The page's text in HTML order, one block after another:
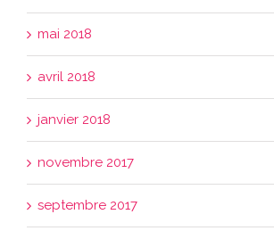
mai 2018
avril 2018
janvier 2018
novembre 2017
septembre 2017